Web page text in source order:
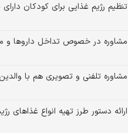
تنظیم رژیم غذایی برای کودکان
مشاوره در خصوص تداخل داروها و
مشاوره تلفنی و تصویری هم با
ارائه دستور طرز تهیه انواع غذاهای